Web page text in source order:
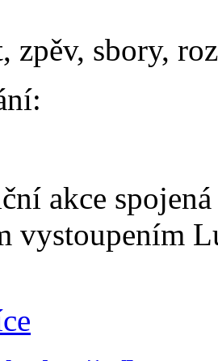
zpěv, sbory,
akce
vystoupením